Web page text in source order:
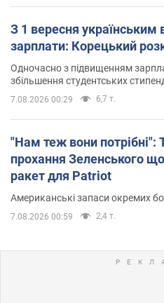
З 1 вересня
зарплати: Корецький
Одночасно з підвищенням
збільшення студентських
7.08.2026 00:29 6,7 т.
"Нам теж вони потрібні":
прохання Зеленського
ракет для Patriot
Американські запаси окремих
7.08.2026 00:59 2,4 т.